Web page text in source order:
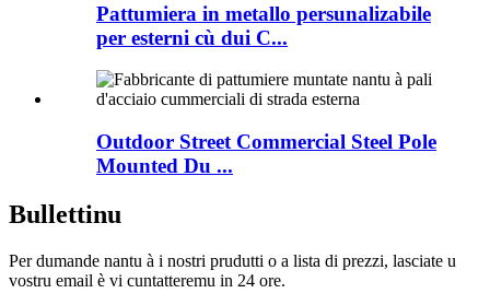
Pattumiera in metallo persunalizabile
per esterni cù dui C...
Outdoor Street Commercial Steel Pole
Mounted Du ...
Bullettinu
Per dumande nantu à i nostri prudutti o a lista di prezzi, lasciate u
vostru email è vi cuntatteremu in 24 ore.